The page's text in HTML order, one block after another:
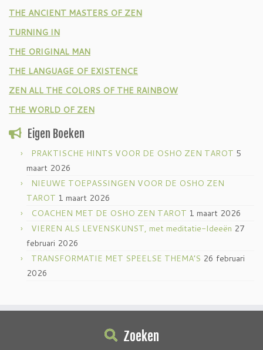
THE ANCIENT MASTERS OF ZEN
TURNING IN
THE ORIGINAL MAN
THE LANGUAGE OF EXISTENCE
ZEN ALL THE COLORS OF THE RAINBOW
THE WORLD OF ZEN
Eigen Boeken
PRAKTISCHE HINTS VOOR DE OSHO ZEN TAROT 5
maart 2026
NIEUWE TOEPASSINGEN VOOR DE OSHO ZEN
TAROT 1 maart 2026
COACHEN MET DE OSHO ZEN TAROT 1 maart 2026
VIEREN ALS LEVENSKUNST, met meditatie-Ideeën 27
februari 2026
TRANSFORMATIE MET SPEELSE THEMA’S 26 februari
2026
Zoeken